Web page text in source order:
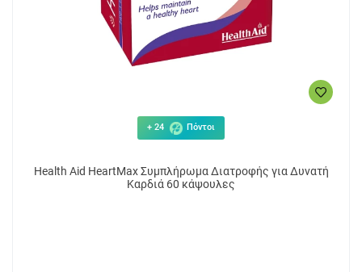
+ 24 Πόντοι
Health Aid HeartMax Συμπλήρωμα Διατροφής για Δυνατή
Καρδιά 60 κάψουλες